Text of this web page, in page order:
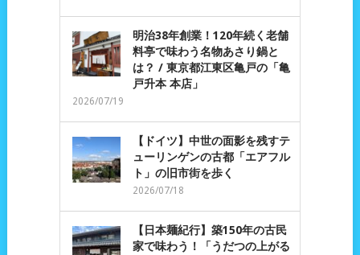
明治38年創業！120年続く老舗
料亭で味わう名物あさり鍋と
は？ / 東京都江東区亀戸の「亀
戸升本 本店」
2026/07/19
【ドイツ】中世の面影を残すテ
ューリンゲンの古都「エアフル
ト」の旧市街を歩く
2026/07/18
【日本麺紀行】築150年の古民
家で味わう！「うだつの上がる